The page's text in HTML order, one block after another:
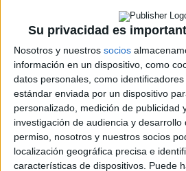
Su privacidad es
Nosotros y nuestros socios
información en un dispositivo, como
datos personales, como
estándar enviada por un dispositivo
personalizado, medición de publicidad
investigación de audiencia y desarrollo
permiso, nosotros y nuestros socios
localización geográfica precisa e
características de dispositivos. Puede
Rallyes
WRC
S-CER